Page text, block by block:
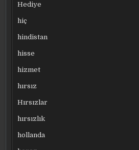
Hediye
hiç
hindistan
hisse
hizmet
hırsız
Hırsızlar
hırsızlık
hollanda